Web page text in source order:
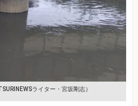
ライター・宮坂剛志）